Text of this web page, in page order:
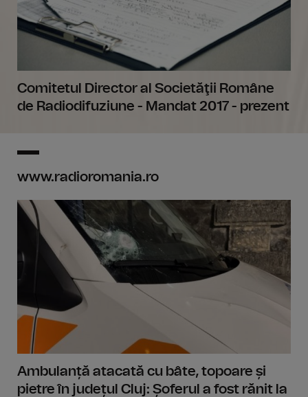
Comitetul Director al Societăţii Române
de Radiodifuziune - Mandat 2017 - prezent
www.radioromania.ro
Ambulanță atacată cu bâte, topoare și
pietre în județul Cluj: Șoferul a fost rănit la